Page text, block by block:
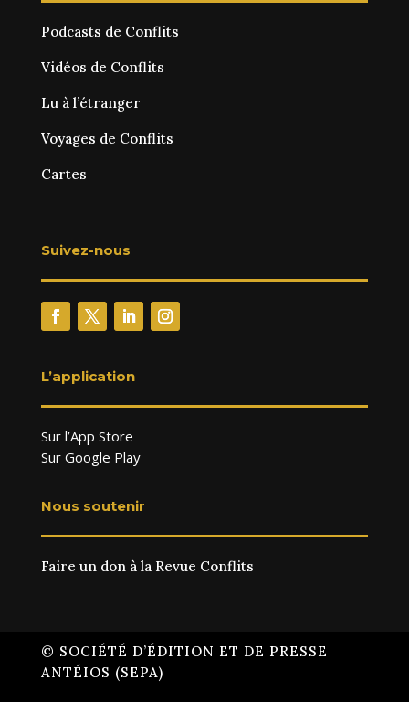
Podcasts de Conflits
Vidéos de Conflits
Lu à l’étranger
Voyages de Conflits
Cartes
Suivez-nous
L’application
Sur l’App Store
Sur Google Play
Nous soutenir
Faire un don à la Revue Conflits
© SOCIÉTÉ D’ÉDITION ET DE PRESSE
ANTÉIOS (SEPA)